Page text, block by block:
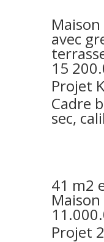
avec
15
Projet
Cadre
sec,
41 m2
Projet